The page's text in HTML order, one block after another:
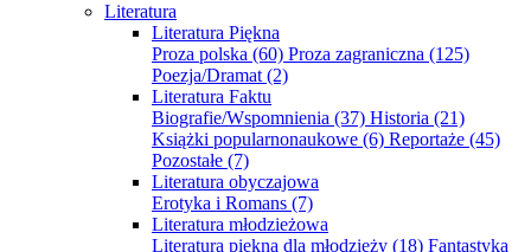
Literatura
Literatura Piękna
Proza polska (60) Proza zagraniczna (125)
Poezja/Dramat (2)
Literatura Faktu
Biografie/Wspomnienia (37) Historia (21)
Książki popularnonaukowe (6) Reportaże (45)
Pozostałe (7)
Literatura obyczajowa
Erotyka i Romans (7)
Literatura młodzieżowa
Literatura piękna dla młodzieży (18) Fantastyka